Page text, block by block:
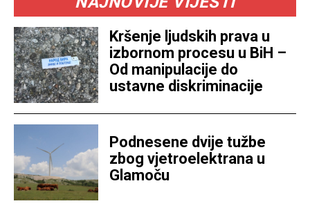
Kršenje ljudskih prava u
izbornom procesu u BiH –
Od manipulacije do
ustavne diskriminacije
Podnesene dvije tužbe
zbog vjetroelektrana u
Glamoču